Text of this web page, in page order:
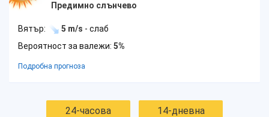
Предимно слънчево
Вятър: 5 m/s - слаб
Вероятност за валежи: 5%
Подробна прогноза
24-часова 14-дневна